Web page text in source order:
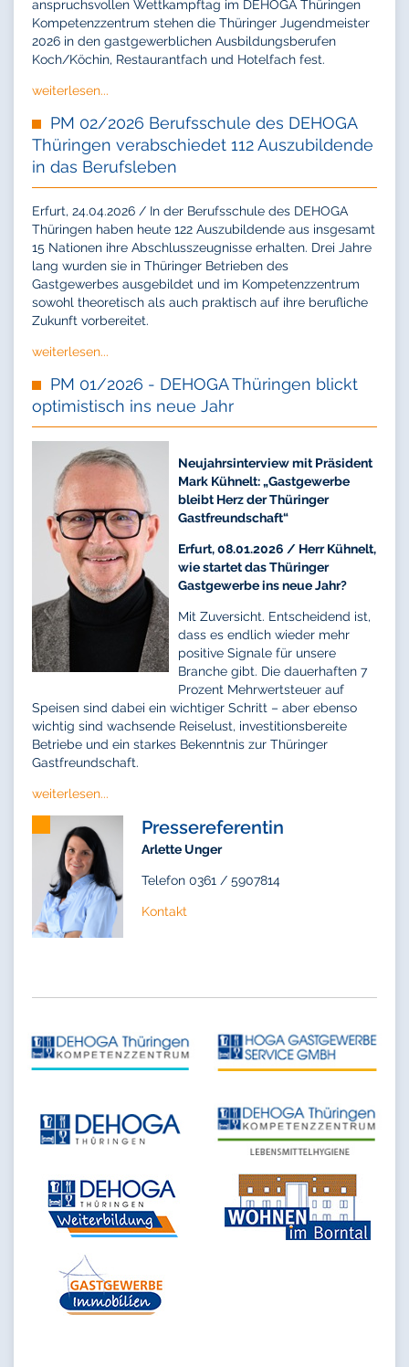
anspruchsvollen Wettkampftag im DEHOGA Thüringen
Kompetenzzentrum stehen die Thüringer Jugendmeister
2026 in den gastgewerblichen Ausbildungsberufen
Koch/Köchin, Restaurantfach und Hotelfach fest.
weiterlesen...
PM 02/2026 Berufsschule des DEHOGA
Thüringen verabschiedet 112 Auszubildende
in das Berufsleben
Erfurt, 24.04.2026 / In der Berufsschule des DEHOGA
Thüringen haben heute 122 Auszubildende aus insgesamt
15 Nationen ihre Abschlusszeugnisse erhalten. Drei Jahre
lang wurden sie in Thüringer Betrieben des
Gastgewerbes ausgebildet und im Kompetenzzentrum
sowohl theoretisch als auch praktisch auf ihre berufliche
Zukunft vorbereitet.
weiterlesen...
PM 01/2026 - DEHOGA Thüringen blickt
optimistisch ins neue Jahr
Neujahrsinterview mit Präsident
Mark Kühnelt: „Gastgewerbe
bleibt Herz der Thüringer
Gastfreundschaft“
Erfurt, 08.01.2026 / Herr Kühnelt,
wie startet das Thüringer
Gastgewerbe ins neue Jahr?
Mit Zuversicht. Entscheidend ist,
dass es endlich wieder mehr
positive Signale für unsere
Branche gibt. Die dauerhaften 7
Prozent Mehrwertsteuer auf
Speisen sind dabei ein wichtiger Schritt – aber ebenso
wichtig sind wachsende Reiselust, investitionsbereite
Betriebe und ein starkes Bekenntnis zur Thüringer
Gastfreundschaft.
weiterlesen...
Pressereferentin
Arlette Unger
Telefon 0361 / 5907814
Kontakt